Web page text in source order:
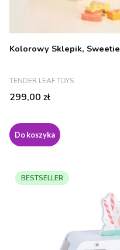
Kolorowy Sklepik,
PRODUCENT
TENDER LEAF TOYS
Cena
299,00 zł
Do koszyka
BESTSELLER